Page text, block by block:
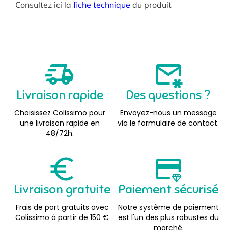
Consultez ici la fiche technique du produit
Livraison rapide
Choisissez Colissimo pour
une livraison rapide en
48/72h.
Des questions ?
Envoyez-nous un message
via le formulaire de contact.
Livraison gratuite
Frais de port gratuits avec
Colissimo à partir de 150 €
Paiement sécurisé
Notre système de paiement
est l'un des plus robustes du
marché.